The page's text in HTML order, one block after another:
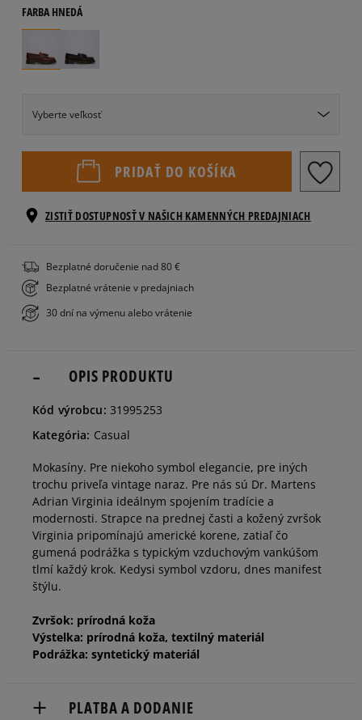
Vyberte veľkosť
Veľkosti EU Veľkosti US
38
FARBAHNEDÁ
PRIDAŤ DO KOŠÍKA
ZISTIŤ DOSTUPNOSŤ V NAŠICH KAMENNÝCH PREDAJNIACH
Bezplatné doručenie nad 80 €
Bezplatné vrátenie v predajniach
30 dní na výmenu alebo vrátenie
OPIS PRODUKTU
Kód výrobcu: 31995253
Kategória: Casual
Mokasíny. Pre niekoho symbol elegancie, pre iných
trochu priveľa vintage naraz. Pre nás sú Dr. Martens
Adrian Virginia ideálnym spojením tradície a
modernosti. Strapce na prednej časti a kožený zvršok
Virginia pripomínajú americké korene, zatiaľ čo
gumená podrážka s typickým vzduchovým vankúšom
tlmí každý krok. Kedysi symbol vzdoru, dnes manifest
štýlu.
Zvršok: prírodná koža
Výstelka: prírodná koža, textilný materiál
Podrážka: syntetický materiál
PLATBA A DODANIE